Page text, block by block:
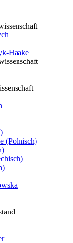
Haake
(Polnisch)